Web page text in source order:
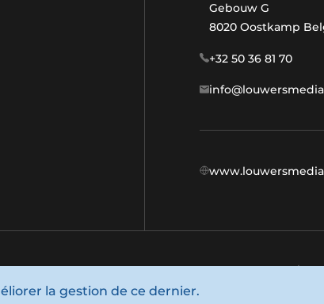
Gebouw G
8020 Oostkamp
+32 50 36 81 70
Termes et conditions Privacy /
la gestion de ce dernier.